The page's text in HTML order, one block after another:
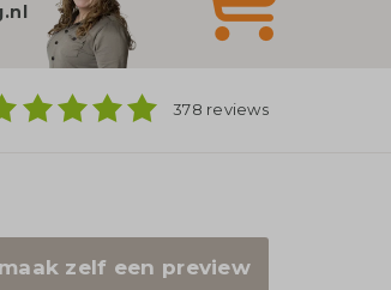
378 reviews
maak zelf een preview